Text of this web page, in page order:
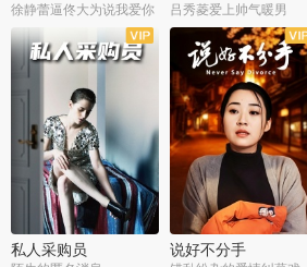
徐静蕾逼佟大为说我爱你 吕秀菱爱上帅气暖男
私人采购员 说好不分手